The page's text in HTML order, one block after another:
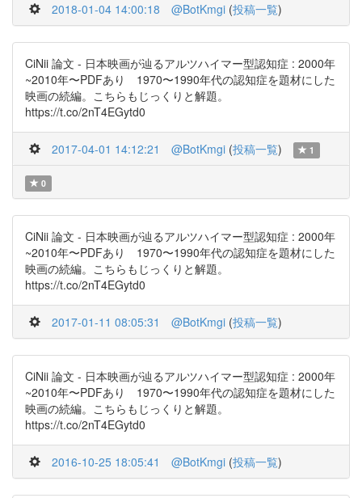
2018-01-04 14:00:18 @BotKmgi (投稿一覧)
CiNii 論文 - 日本映画が辿るアルツハイマー型認知症 : 2000年
~2010年〜PDFあり 1970〜1990年代の認知症を題材にした
映画の続編。こちらもじっくりと解題。
https://t.co/2nT4EGytd0
2017-04-01 14:12:21 @BotKmgi (投稿一覧) 1
0
CiNii 論文 - 日本映画が辿るアルツハイマー型認知症 : 2000年
~2010年〜PDFあり 1970〜1990年代の認知症を題材にした
映画の続編。こちらもじっくりと解題。
https://t.co/2nT4EGytd0
2017-01-11 08:05:31 @BotKmgi (投稿一覧)
CiNii 論文 - 日本映画が辿るアルツハイマー型認知症 : 2000年
~2010年〜PDFあり 1970〜1990年代の認知症を題材にした
映画の続編。こちらもじっくりと解題。
https://t.co/2nT4EGytd0
2016-10-25 18:05:41 @BotKmgi (投稿一覧)